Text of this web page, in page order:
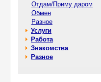
Отдам/Приму даром
Обмен
Разное
Услуги
Работа
Знакомства
Разное